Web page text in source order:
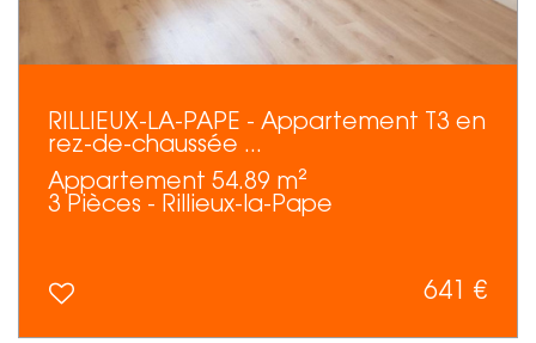
RILLIEUX-LA-PAPE - Appartement T3 en
rez-de-chaussée ...
Appartement 54.89 m²
3 Pièces - Rillieux-la-Pape
641 €